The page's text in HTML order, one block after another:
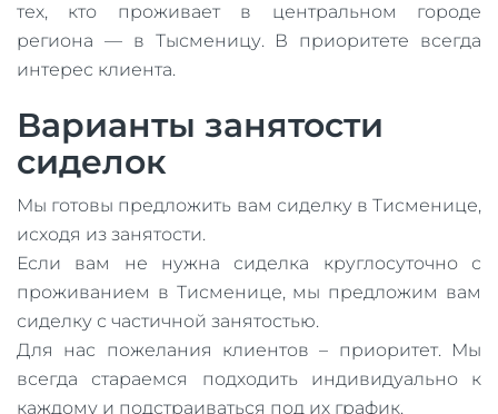
тех, кто проживает в центральном городе
региона — в Тысменицу. В приоритете всегда
интерес клиента.
Варианты занятости
сиделок
Мы готовы предложить вам сиделку в Тисменице,
исходя из занятости.
Если вам не нужна сиделка круглосуточно с
проживанием в Тисменице, мы предложим вам
сиделку с частичной занятостью.
Для нас пожелания клиентов – приоритет. Мы
всегда стараемся подходить индивидуально к
каждому и подстраиваться под их график.